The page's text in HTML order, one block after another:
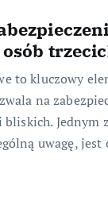
to kluczowy
na
Jednym
uwagę, jest